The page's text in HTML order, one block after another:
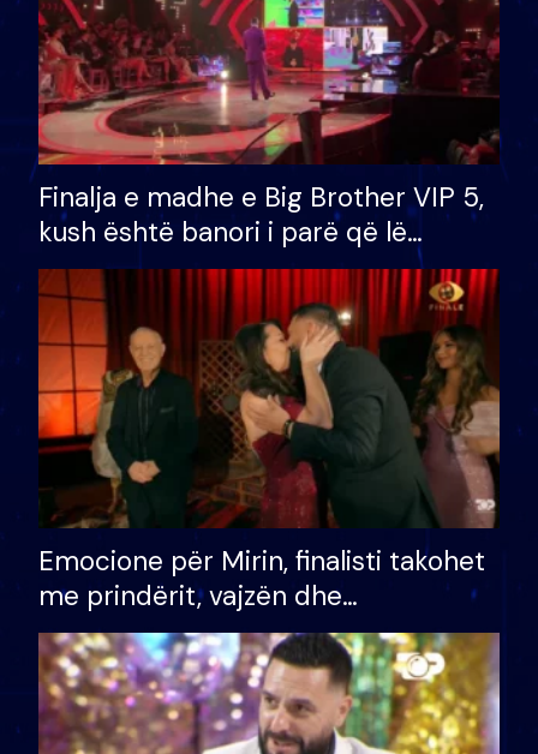
Finalja e madhe e Big Brother VIP 5,
kush është banori i parë që lë
shtëpinë dhe humb mundësinë për
të fituar çmimin e madh
Emocione për Mirin, finalisti takohet
me prindërit, vajzën dhe
bashkëshorten: S’kemi ndonjë letër
divorci apo jo?